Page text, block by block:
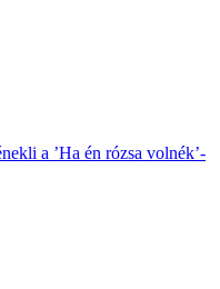
a ’Ha én rózsa volnék’-